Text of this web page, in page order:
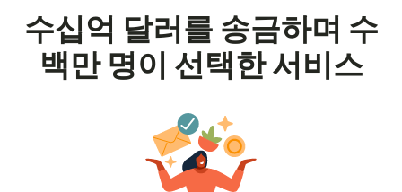
수십억 달러를 송금하며 수
백만 명이 선택한 서비스